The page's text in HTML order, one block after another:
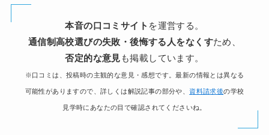
本音の口コミサイト を運営する。
通信制高校選びの失敗・後悔する人をなくすため、
否定的な意見 も掲載しています。
※口コミは、投稿時の主観的な意見・感想です。最新の情報とは異なる
可能性がありますので、詳しくは解説記事の部分や、 資料請求後の学校
見学時にあなたの目で確認されてくださいね。